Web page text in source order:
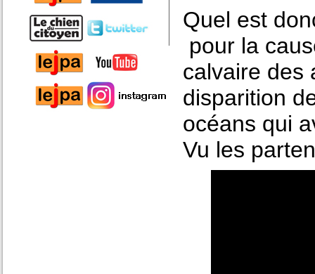
Quel est
pour la
calvaire des
disparition
océans qui
Vu les